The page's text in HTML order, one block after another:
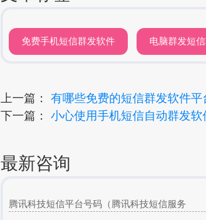
免费手机短信群发软件 电脑群发短
上一篇： 有哪些免费的短信群发软件平
下一篇： 小心使用手机短信自动群发软
最新咨询
腾讯科技短信平台号码（腾讯科技短信服务